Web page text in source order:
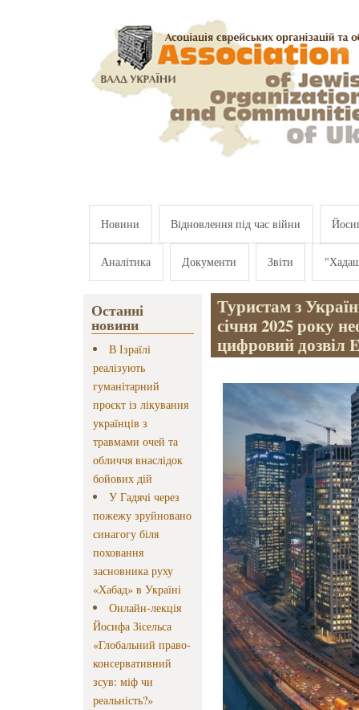
Новини Відновлення під час війни
Аналітика Документи Звіти
Останні
новини
В Ізраїлі
реалізують
гуманітарний
проєкт із лікування
українців з
травмами очей та
обличчя внаслідок
бойових дій
У Гадячі через
пожежу зруйновано
синагогу біля
поховання
засновника руху
«Хабад» в Україні
Онлайн-лекція
Йосифа Зісельса
«Глобальний право-
консервативний
зсув: міф чи
реальність?»
Туристам з
січня 2025 року
цифровий дозвіл